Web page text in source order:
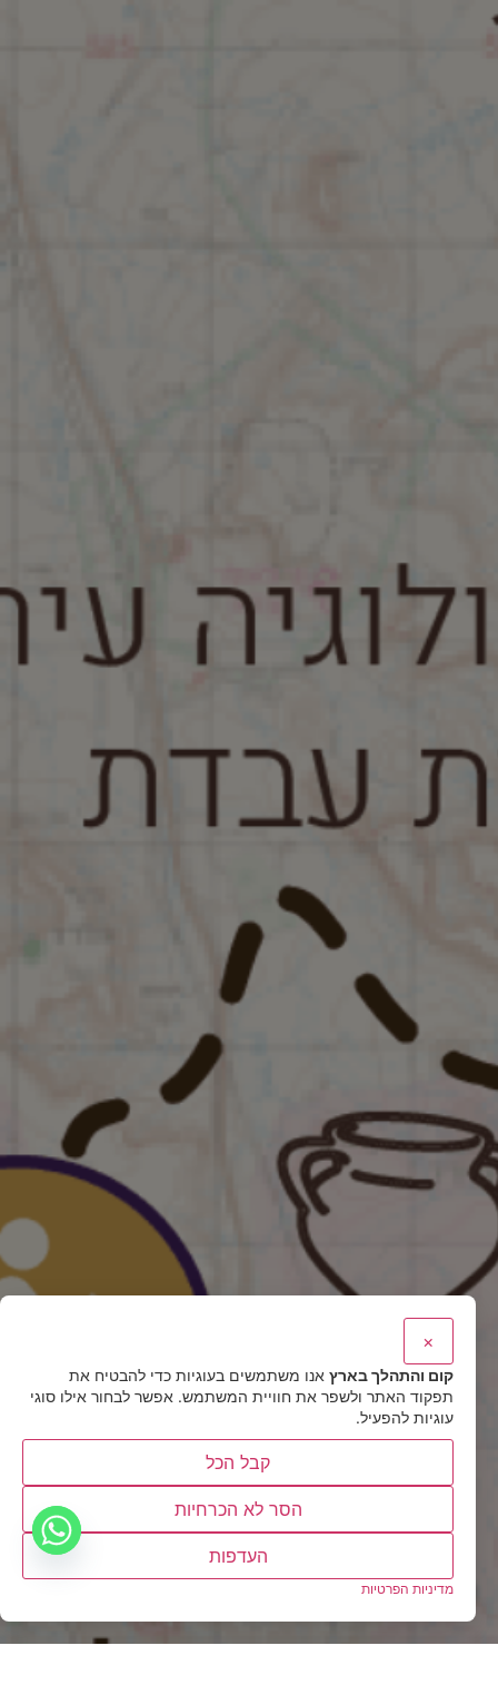
×
קום והתהלך בארץ אנו משתמשים בעוגיות כדי להבטיח את
תפקוד האתר ולשפר את חוויית המשתמש. אפשר לבחור אילו סוגי
עוגיות להפעיל.
קבל הכל
הסר לא הכרחיות
העדפות
מדיניות הפרטיות